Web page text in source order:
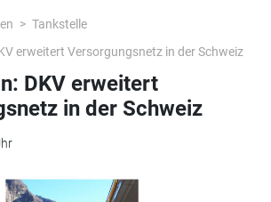
Tankstelle
erweitert Versorgungsnetz in der Schweiz
DKV erweitert
in der Schweiz